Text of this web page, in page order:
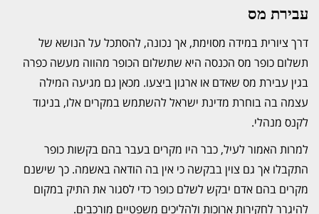
עבירת מס
דרך ציורית במידה מסוימת, אך נכונה, להסתכל על הנושא של
תשלום כופר מס הכנסה היא שתשלום הכופר מהווה מעשה כפרה
בגין עבירת מס שאדם או ארגון ביצעו. מכאן גם מגיעה המילה
עצמה בה בוחרת מדינת ישראל להשתמש במקרים אלו, בניגוד
לקנס מנהלי.
למרות האמור לעיל, כבר היו מקרים בעבר בהם בקשות כופר
התקבלו אך גם צוין בבקשה כי אין בה הודאה באשמה. כך שישנם
מקרים בהם אדם יבקש לשלם כופר כדי לסגור את התיק במקום
להיגרר לחקירות ארוכות ולהליכים משפטיים מורכבים.